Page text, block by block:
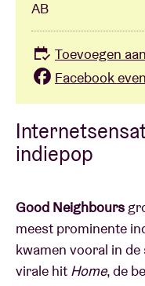
indiepop
Good Neighbours
meest prominente
kwamen vooral in
virale hit Home, de
AB
Toevoegen
Facebook